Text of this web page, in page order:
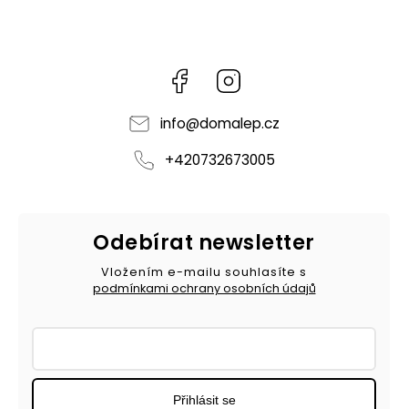
Facebook
info@domalep.cz
+420732673005
Odebírat newsletter
Vložením e-mailu souhlasíte s
podmínkami ochrany osobních údajů
Přihlásit se